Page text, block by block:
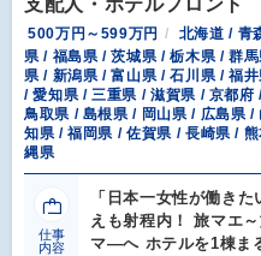
支配人・ホテルフロント
500万円～599万円
北海道 / 青
県 / 福島県 / 茨城県 / 栃木県 / 群
県 / 新潟県 / 富山県 / 石川県 / 福
/ 愛知県 / 三重県 / 滋賀県 / 京都
鳥取県 / 島根県 / 岡山県 / 広島県
知県 / 福岡県 / 佐賀県 / 長崎県 /
縄県
仕事
内容
「日本一女性が働き
えも射程内！ 旅マエ
マ―へ ホテルを1棟ま